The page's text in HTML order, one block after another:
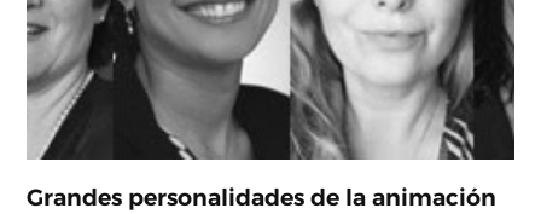
Grandes personalidades de la animación